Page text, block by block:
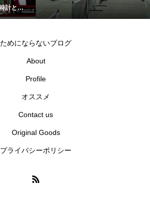
き合い方
ためにならないブログ
About
Profile
オススメ
Contact us
Original Goods
プライバシーポリシー